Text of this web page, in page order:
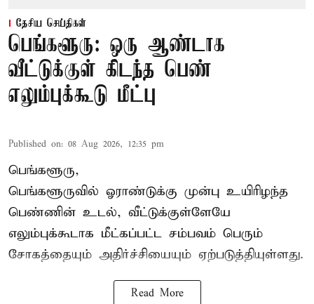
தேசிய செய்திகள்
பெங்களூரு: ஒரு ஆண்டாக
வீட்டுக்குள் கிடந்த பெண்
எலும்புக்கூடு மீட்பு
Published on: 08 Aug 2026, 12:35 pm
பெங்களூரு,
பெங்களூருவில் ஓராண்டுக்கு முன்பு உயிரிழந்த
பெண்ணின் உடல், வீட்டுக்குள்ளேயே
எலும்புக்கூடாக மீட்கப்பட்ட சம்பவம் பெரும்
சோகத்தையும் அதிர்ச்சியையும் ஏற்படுத்தியுள்ளது.
Read More